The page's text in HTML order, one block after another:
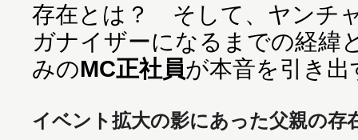
存在とは？ そして、ヤンチ
ガナイザーになるまでの経
みのMC正社員が本音を引き出
イベント拡大の影にあった父親の存